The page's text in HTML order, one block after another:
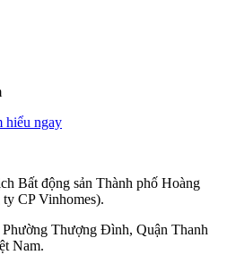
hiểu ngay
Bất động sản Thành phố Hoàng
CP Vinhomes).
Thượng Đình, Quận Thanh
Nam.